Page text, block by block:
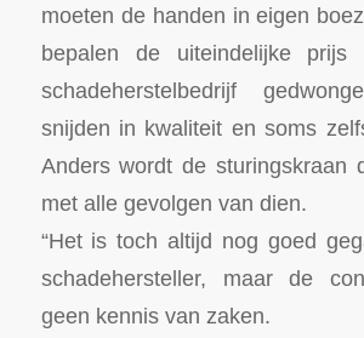
moeten de handen in eigen
bepalen de uiteindelijke prijs
schadeherstelbedrijf
snijden in kwaliteit en soms
Anders wordt de sturingskraan
met alle gevolgen van dien.
“Het is toch altijd nog goed
schadehersteller, maar de
geen kennis van zaken.